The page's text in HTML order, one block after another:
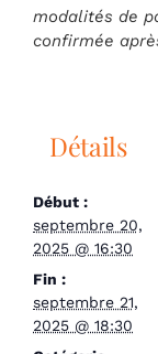
modalités de
confirmée
Détails
Début :
septembre 20,
2025 @ 16:30
Fin :
septembre 21,
2025 @ 18:30